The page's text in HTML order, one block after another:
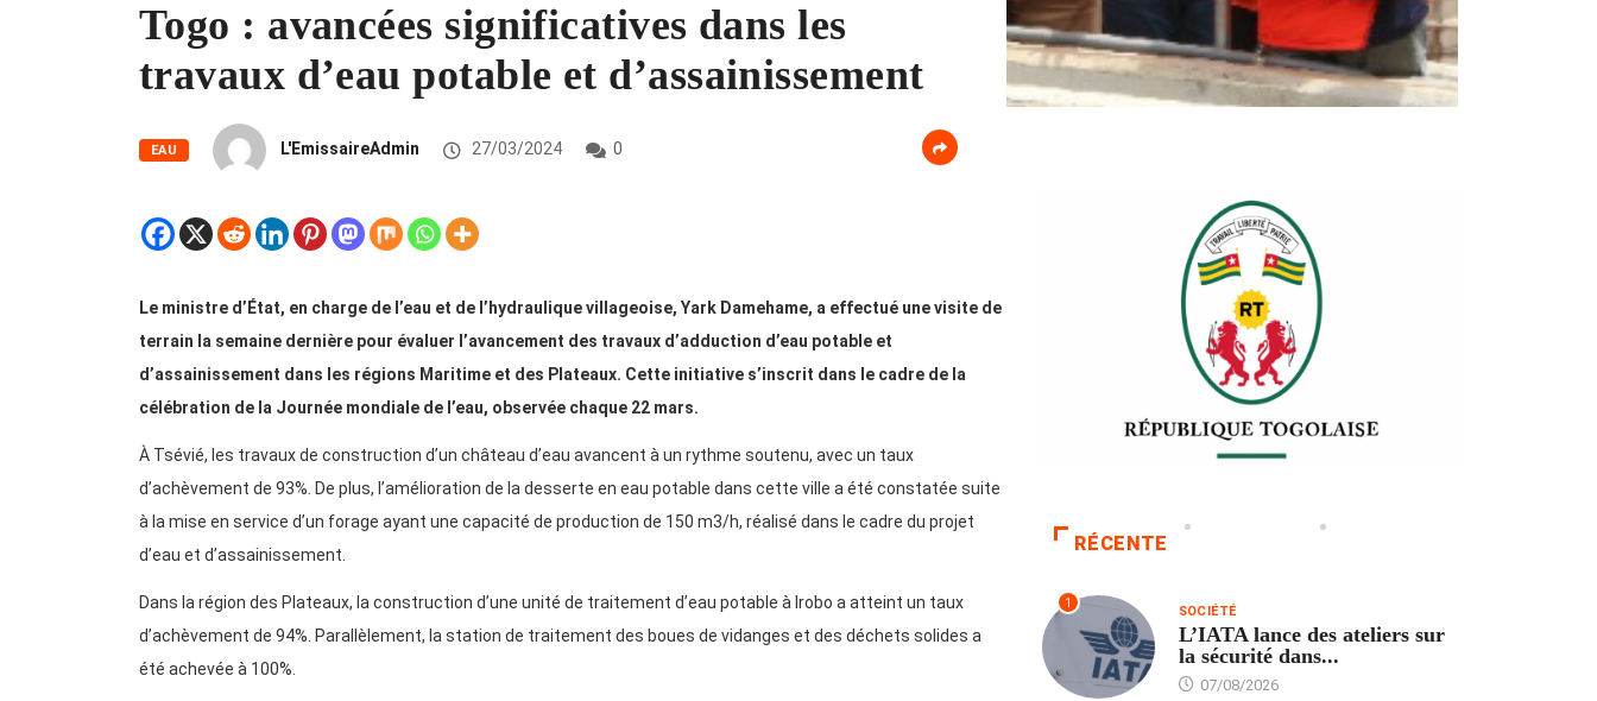
Togo : avancées significatives dans les
travaux d’eau potable et d’assainissement
EAU L'EmissaireAdmin 27/03/2024 0
Le ministre d’État, en charge de l’eau et de l’hydraulique villageoise, Yark Damehame, a effectué une visite de
terrain la semaine dernière pour évaluer l’avancement des travaux d’adduction d’eau potable et
d’assainissement dans les régions Maritime et des Plateaux. Cette initiative s’inscrit dans le cadre de la
célébration de la Journée mondiale de l’eau, observée chaque 22 mars.
À Tsévié, les travaux de construction d’un château d’eau avancent à un rythme soutenu, avec un taux
d’achèvement de 93%. De plus, l’amélioration de la desserte en eau potable dans cette ville a été constatée suite
à la mise en service d’un forage ayant une capacité de production de 150 m3/h, réalisé dans le cadre du projet
d’eau et d’assainissement.
Dans la région des Plateaux, la construction d’une unité de traitement d’eau potable à Irobo a atteint un taux
d’achèvement de 94%. Parallèlement, la station de traitement des boues de vidanges et des déchets solides a
été achevée à 100%.
RÉCENTE
1 SOCIÉTÉ
L’IATA lance des ateliers sur
la sécurité dans...
07/08/2026